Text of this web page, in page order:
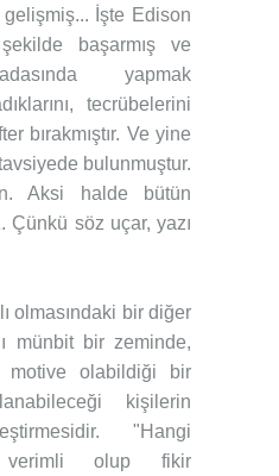
İşte Edison
başarmış ve
yapmak
tecrübelerini
bırakmıştır. Ve yine
bulunmuştur.
Aksi halde bütün
Çünkü söz uçar, yazı
olmasındaki bir diğer
münbit bir zeminde,
motive olabildiği bir
kişilerin
"Hangi
verimli olup fikir